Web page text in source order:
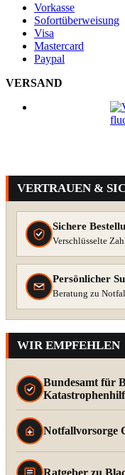
Vorkasse
Sofortüberweisung
Visa
Mastercard
Paypal
VERSAND
VERTRAUEN &
Sichere
Verschlüsselte
Persönlicher
Beratung zu
WIR EMPFEHLEN
Bundesamt für
Notfallvorsorge
Ratgeber zu